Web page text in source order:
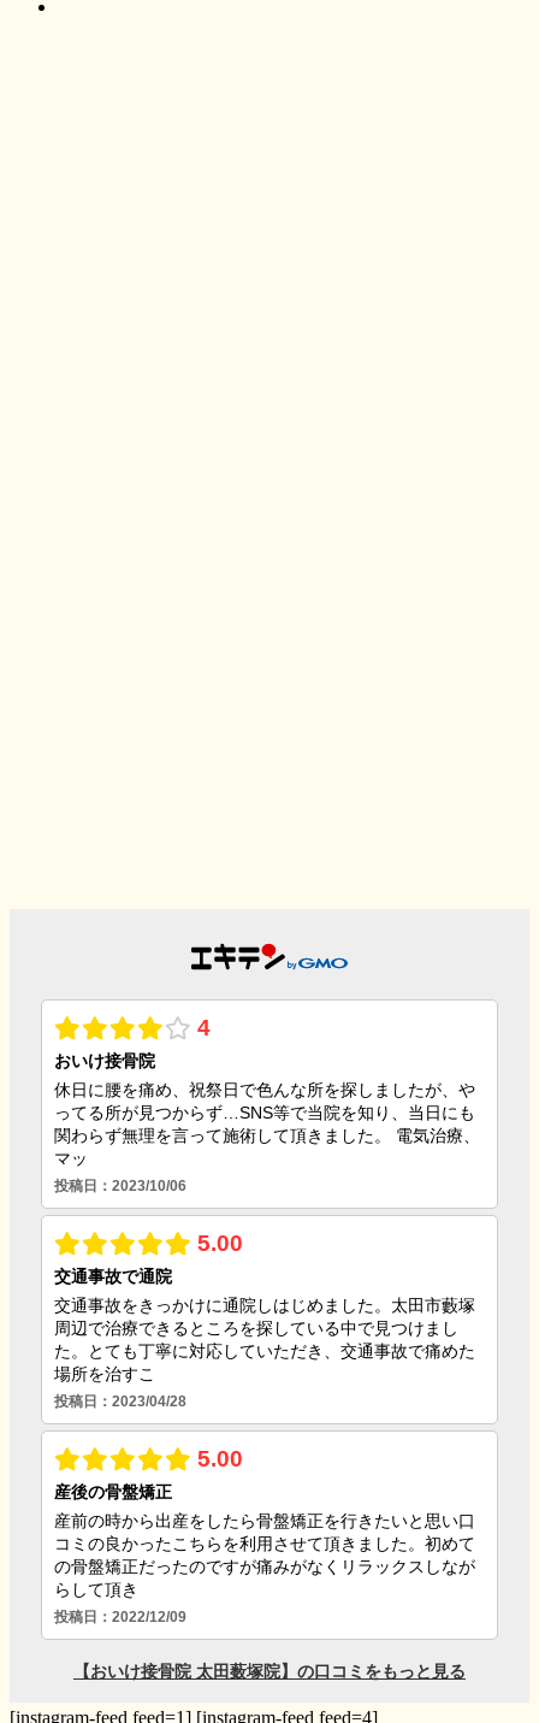
[instagram-feed feed=1] [instagram-feed feed=4]